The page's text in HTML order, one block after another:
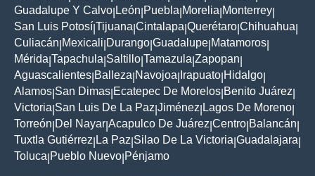
Guadalupe Y Calvo León Puebla Morelia Monterrey
San Luis Potosí Tijuana Cintalapa Querétaro Chihuahua
Culiacán Mexicali Durango Guadalupe Matamoros
Mérida Tapachula Saltillo Tamazula Zapopan
Aguascalientes Balleza Navojoa Irapuato Hidalgo
Alamos San Dimas Ecatepec De Morelos Benito Juárez
Victoria San Luis De La Paz Jiménez Lagos De Moreno
Torreón Del Nayar Acapulco De Juárez Centro Balancán
Tuxtla Gutiérrez La Paz Silao De La Victoria Guadalajara
Toluca Pueblo Nuevo Pénjamo